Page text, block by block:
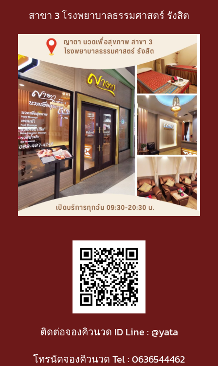
สาขา 3 โรงพยาบาลธรรมศาสตร์ รังสิต
ติดต่อจองคิวนวด ID Line : @yata
โทรนัดจองคิวนวด Tel : 0636544462